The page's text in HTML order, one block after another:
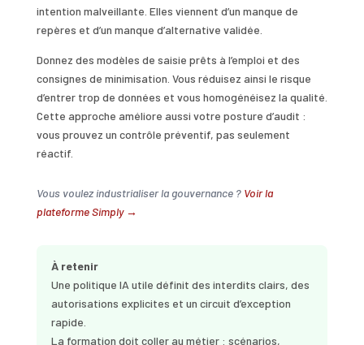
intention malveillante. Elles viennent d’un manque de
repères et d’un manque d’alternative validée.
Donnez des modèles de saisie prêts à l’emploi et des
consignes de minimisation. Vous réduisez ainsi le risque
d’entrer trop de données et vous homogénéisez la qualité.
Cette approche améliore aussi votre posture d’audit :
vous prouvez un contrôle préventif, pas seulement
réactif.
Vous voulez industrialiser la gouvernance ? Voir la
plateforme Simply →
À retenir
Une politique IA utile définit des interdits clairs, des
autorisations explicites et un circuit d’exception
rapide.
La formation doit coller au métier : scénarios,